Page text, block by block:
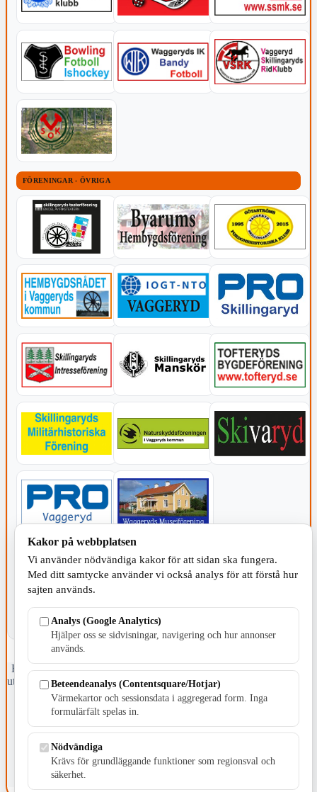
FÖRENINGAR - ÖVRIGA
Fristående webbtidningsföretag grundat 1991 som sedan 2002 ger
ut tidningen Skillingaryd.nu och 2010 lanserades Värnamo.nu. Från
april 2026 omfattar Skillingaryd.nu tre kommuner: Gnosjö,
Värnamo och Vaggeryds kommun.
Kontakta oss
E-post: redaktionen@skillingaryd.nu
Postadress: Gisslaköp 1, 568 92 Skillingaryd
Kakor på webbplatsen
Vi använder nödvändiga kakor för att sidan ska fungera.
Med ditt samtycke använder vi också analys för att förstå hur
sajten används.
Analys (Google Analytics)
Hjälper oss se sidvisningar, navigering och hur annonser
används.
Beteendeanalys (Contentsquare/Hotjar)
Värmekartor och sessionsdata i aggregerad form. Inga
formulärfält spelas in.
Nödvändiga
Krävs för grundläggande funktioner som regionsval och
säkerhet.